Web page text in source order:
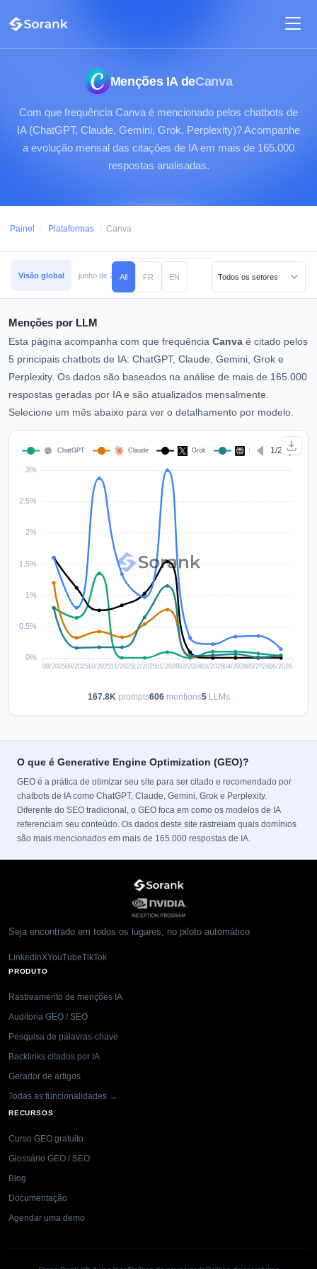
Menções IA deCanva
Com que frequência Canva é mencionado pelos chatbots de
IA (ChatGPT, Claude, Gemini, Grok, Perplexity)? Acompanhe
a evolução mensal das citações de IA em mais de 165.000
respostas analisadas.
Painel / Plataformas / Canva
Visão global junho de 2026 maio de 2026 abril de 2026 março de 2026
All FR EN
Menções por LLM
Esta página acompanha com que frequência Canva é citado pelos
5 principais chatbots de IA: ChatGPT, Claude, Gemini, Grok e
Perplexity. Os dados são baseados na análise de mais de 165.000
respostas geradas por IA e são atualizados mensalmente.
Selecione um mês abaixo para ver o detalhamento por modelo.
167.8Kprompts606mentions5LLMs
O que é Generative Engine Optimization (GEO)?
GEO é a prática de otimizar seu site para ser citado e recomendado por
chatbots de IA como ChatGPT, Claude, Gemini, Grok e Perplexity.
Diferente do SEO tradicional, o GEO foca em como os modelos de IA
referenciam seu conteúdo. Os dados deste site rastreiam quais domínios
são mais mencionados em mais de 165.000 respostas de IA.
Seja encontrado em todos os lugares, no piloto automático
LinkedInXYouTubeTikTok
PRODUTO
Rastreamento de menções IA
Auditoria GEO / SEO
Pesquisa de palavras-chave
Backlinks citados por IA
Gerador de artigos
Todas as funcionalidades →
RECURSOS
Curso GEO gratuito
Glossário GEO / SEO
Blog
Documentação
Agendar uma demo